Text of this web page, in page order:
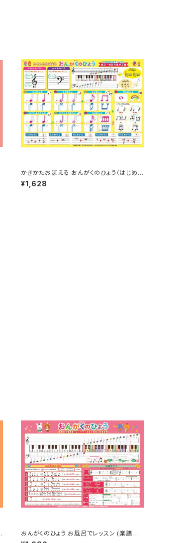
かきかたおぼえる おんがくのひょう（はじめて
の楽典・聴音編）品番：AKPO-5
¥1,628
おんがくのひょう お風呂でレッスン (楽譜基
礎編) 品番：AKPO-7